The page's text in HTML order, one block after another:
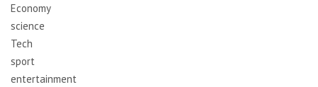
Economy
science
Tech
sport
entertainment